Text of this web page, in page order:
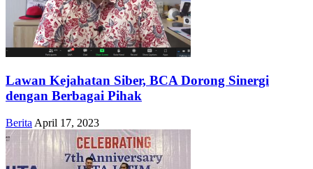
Lawan Kejahatan Siber, BCA Dorong Sinergi
dengan Berbagai Pihak
Berita April 17, 2023